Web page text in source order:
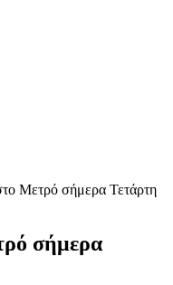
Μετρό σήμερα Τετάρτη
σήμερα